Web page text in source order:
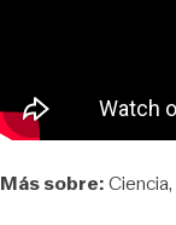
Más sobre:Ciencia